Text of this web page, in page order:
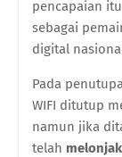
pencapaian
sebagai
digital
Pada
WIFI ditutup
namun jika
telah